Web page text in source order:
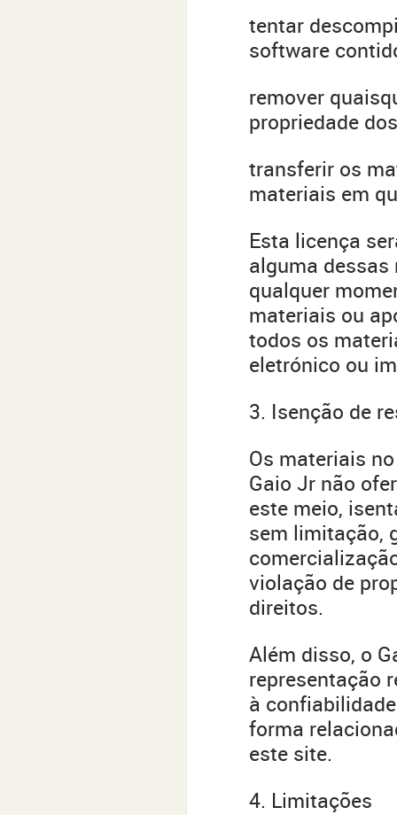
tentar
software
remover
propriedade
transferir os
materiais em
Esta licença
alguma dessas
qualquer
materiais ou
todos os
eletrónico ou
3. Isenção de
Os materiais
Gaio Jr não
este meio,
sem limitação,
violação de
direitos.
Além disso, o
representação
à
forma
este site.
4. Limitações